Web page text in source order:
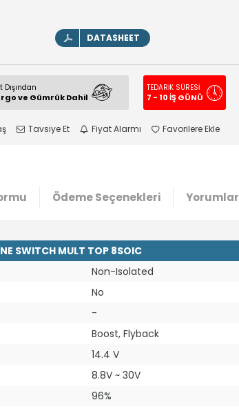
DATASHEET
Dışından
ve Gümrük Dahil
TEDARİK SÜRESİ
7 - 10 İŞ GÜNÜ
Tavsiye Et Fiyat Alarmı Favorilere Ekle
Ödeme Seçenekleri Yorumlar
SWITCH MULT TOP 8SOIC
Non-Isolated
No
-
Boost, Flyback
14.4 V
8.8V ~ 30V
96%